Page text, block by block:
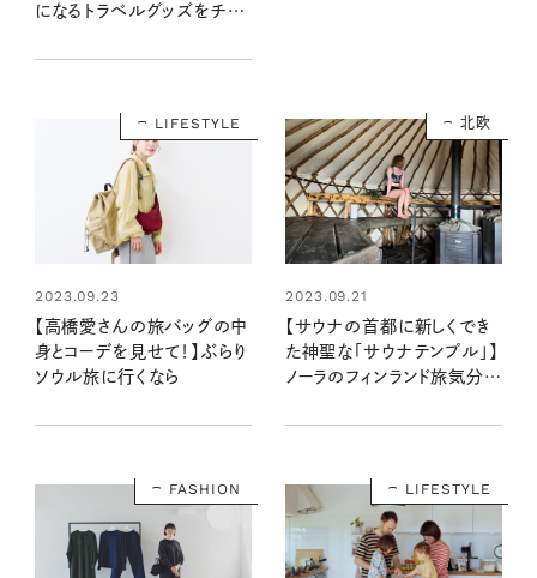
になるトラベルグッズをチェ
LIFESTYLE
2023.09.23
【高橋愛さんの旅バッグの中
身とコーデを見せて！】ぶらり
ソウル旅に行くなら
北欧
2023.09.21
【サウナの首都に新しくでき
た神聖な「サウナテンプル」】
ノーラのフィンランド旅気分
FASHION LIFESTYLE